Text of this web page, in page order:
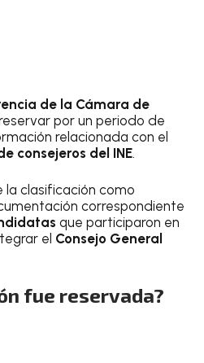
de la Cámara de
por un periodo de
relacionada con el
consejeros del INE.
la clasificación como
correspondiente
que participaron en
el Consejo General
fue reservada?